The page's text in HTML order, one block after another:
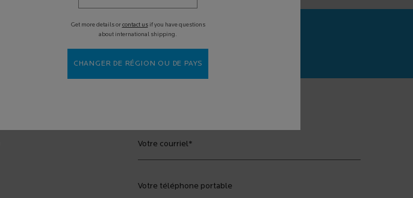
SPOTSCAN+
Votre courriel*
Votre téléphone portable
Get more details orcontact usif you have questions
about international shipping.
CHANGER DE RÉGION OU DE PAYS